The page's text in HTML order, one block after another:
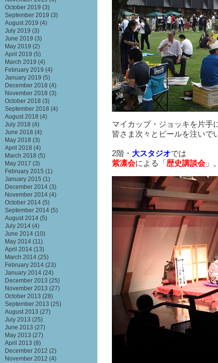
マイカップ・ジョッキを片手
皆さま次々とビールを注いで
2階・ 大スタジオでは
紫凛会による「 歴史講談会 」
October 2019 (3)
September 2019 (3)
August 2019 (4)
July 2019 (3)
June 2019 (3)
May 2019 (2)
April 2019 (5)
March 2019 (4)
February 2019 (4)
January 2019 (5)
December 2018 (4)
November 2018 (3)
October 2018 (3)
September 2018 (4)
August 2018 (4)
July 2018 (4)
June 2018 (4)
May 2018 (3)
April 2018 (4)
March 2018 (5)
May 2017 (3)
February 2015 (1)
January 2015 (1)
December 2014 (3)
November 2014 (4)
October 2014 (5)
September 2014 (5)
August 2014 (5)
July 2014 (4)
June 2014 (10)
May 2014 (11)
April 2014 (13)
March 2014 (25)
February 2014 (23)
January 2014 (24)
December 2013 (25)
November 2013 (27)
October 2013 (28)
September 2013 (25)
August 2013 (27)
July 2013 (25)
June 2013 (27)
May 2013 (27)
April 2013 (8)
December 2012 (2)
November 2012 (4)